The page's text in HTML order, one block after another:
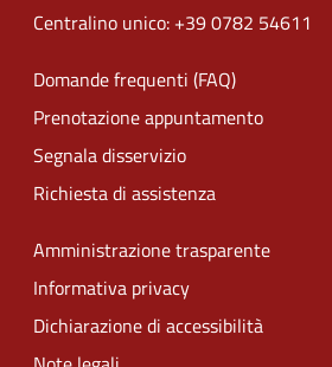
Centralino unico: +39 0782 54611
Domande frequenti (FAQ)
Prenotazione appuntamento
Segnala disservizio
Richiesta di assistenza
Amministrazione trasparente
Informativa privacy
Dichiarazione di accessibilità